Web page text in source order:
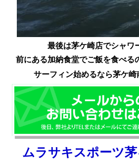
最後は茅ケ崎店でシャワ
前にある加納食堂でご飯を食べる
サーフィン始めるなら茅ケ崎
ムラサキスポーツ